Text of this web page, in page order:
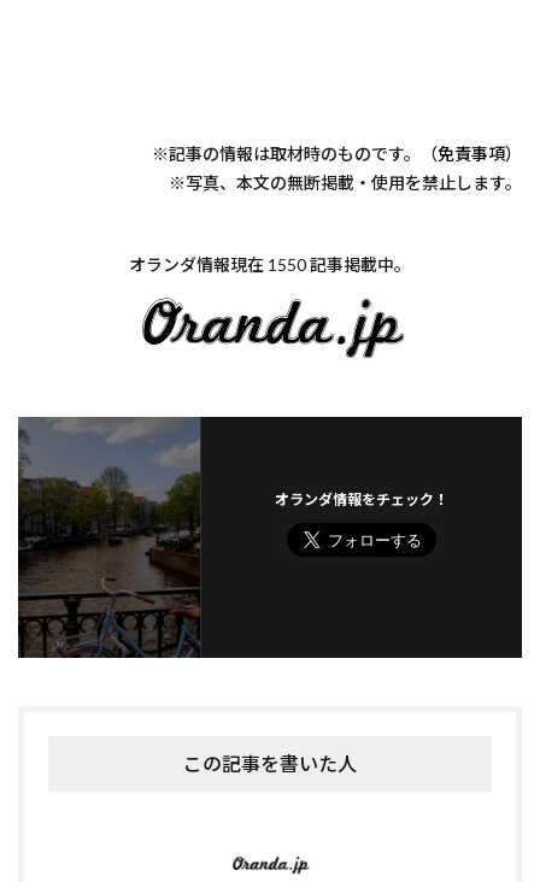
※記事の情報は取材時のものです。（免責事項）
※写真、本文の無断掲載・使用を禁止します。
オランダ情報現在 1550 記事掲載中。
オランダ情報をチェック！
この記事を書いた人